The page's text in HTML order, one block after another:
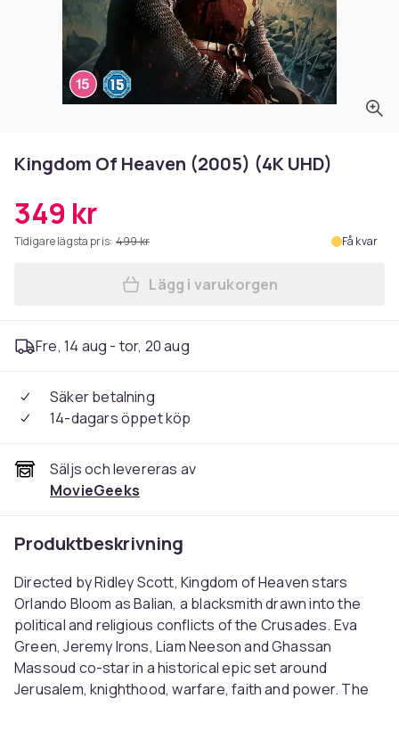
Kingdom Of Heaven (2005) (4K UHD)
349 kr
Tidigare lägsta pris: 499 kr Få kvar
Lägg till Kingdom Of
Lägg i varukorgen
Fre, 14 aug - tor, 20 aug
Säker betalning
14-dagars öppet köp
Säljs och levereras av
MovieGeeks
Produktbeskrivning
Directed by Ridley Scott, Kingdom of Heaven stars
Orlando Bloom as Balian, a blacksmith drawn into the
political and religious conflicts of the Crusades. Eva
Green, Jeremy Irons, Liam Neeson and Ghassan
Massoud co-star in a historical epic set around
Jerusalem, knighthood, warfare, faith and power. The